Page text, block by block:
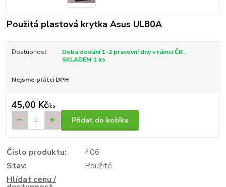
Použitá plastová krytka Asus UL80A
Dostupnost
Doba dodání 1-2 pracovní dny v rámci ČR ,
SKLADEM 1 ks
Nejsme plátci DPH
45,00 Kč/ks
Přidat do košíku
Číslo produktu:
406
Stav:
Použité
Hlídat cenu /